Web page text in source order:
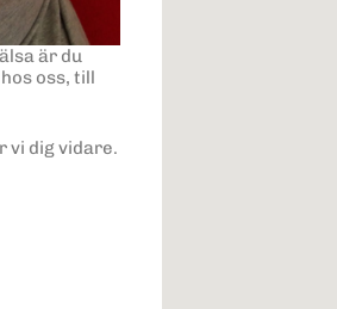
är du
oss, till
vi dig vidare.